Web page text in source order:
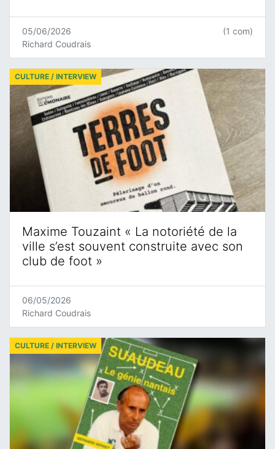
05/06/2026
Richard Coudrais
(1 com)
Maxime Touzaint « La notoriété de la
ville s’est souvent construite avec son
club de foot »
CULTURE / INTERVIEW
06/05/2026
Richard Coudrais
CULTURE / INTERVIEW